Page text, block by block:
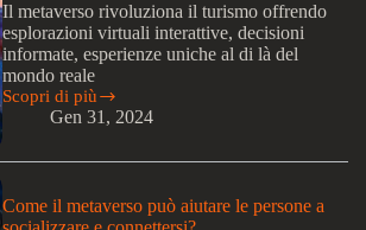
Il metaverso rivoluziona il turismo offrendo
esplorazioni virtuali interattive, decisioni
informate, esperienze uniche al di là del
mondo reale
Scopri di più
Quali
sono
le
implicazioni
del
metaverso
per
Gen 31, 2024
Come il metaverso può aiutare le persone a